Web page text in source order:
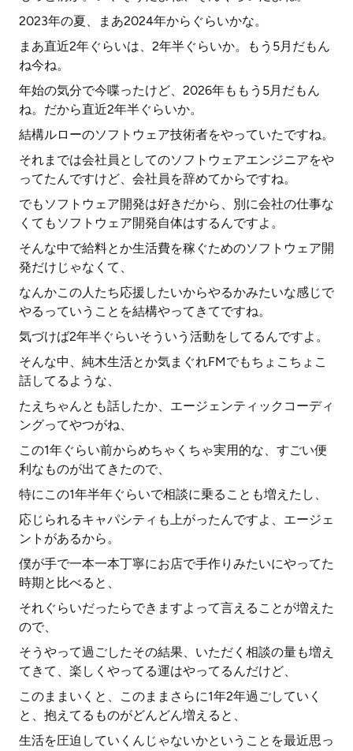
2023年の夏、まあ2024年からぐらいかな。
まあ直近2年ぐらいは、2年半ぐらいか。もう5月だもん
ね今ね。
年始の気分で今喋ったけど、2026年ももう5月だもん
ね。だから直近2年半ぐらいか。
結構ルローのソフトウェア技術者をやっていたですね。
それまでは会社員としてのソフトウェアエンジニアをや
ってたんですけど、会社員を辞めてからですね。
でもソフトウェア開発は好きだから、別に会社の仕事な
くてもソフトウェア開発自体はするんですよ。
そんな中で給料とか生活費を稼ぐためのソフトウェア開
発だけじゃなくて、
なんかこの人たち応援したいからやるかみたいな感じで
やるっていうことを結構やってきてですね。
気づけば2年半ぐらいそういう活動をしてるんですよ。
そんな中、純木生活とか気まぐれFMでもちょこちょこ
話してるような、
たえちゃんとも話したか、エージェンティックコーディ
ングってやつがね、
この1年ぐらい前からめちゃくちゃ実用的な、すごい便
利なものが出てきたので、
特にこの1年半年ぐらいで相談に乗ることも増えたし、
応じられるキャパシティも上がったんですよ、エージェ
ントがあるから。
僕が手で一本一本丁寧にお店で手作りみたいにやってた
時期と比べると、
それぐらいだったらできますよって言えることが増えた
ので、
そうやって過ごしたその結果、いただく相談の量も増え
てきて、楽しくやってる運はやってるんだけど、
このままいくと、このままさらに1年2年過ごしていく
と、抱えてるものがどんどん増えると、
生活を圧迫していくんじゃないかということを最近思っ